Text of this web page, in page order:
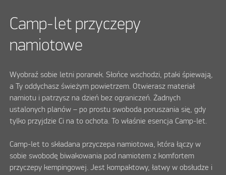
Camp-let przyczepy
namiotowe
Wyobraź sobie letni poranek. Słońce wschodzi, ptaki śpiewają,
a Ty oddychasz świeżym powietrzem. Otwierasz materiał
namiotu i patrzysz na dzień bez ograniczeń. Żadnych
ustalonych planów – po prostu swoboda poruszania się, gdy
tylko przyjdzie Ci na to ochota. To właśnie esencja Camp-let.
Camp-let to składana przyczepa namiotowa, która łączy w
sobie swobodę biwakowania pod namiotem z komfortem
przyczepy kempingowej. Jest kompaktowy, łatwy w obsłudze i